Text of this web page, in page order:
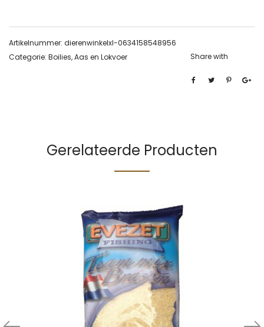
Artikelnummer: dierenwinkelxl-0634158548956
Categorie: Boilies, Aas en Lokvoer Share with
Gerelateerde Producten